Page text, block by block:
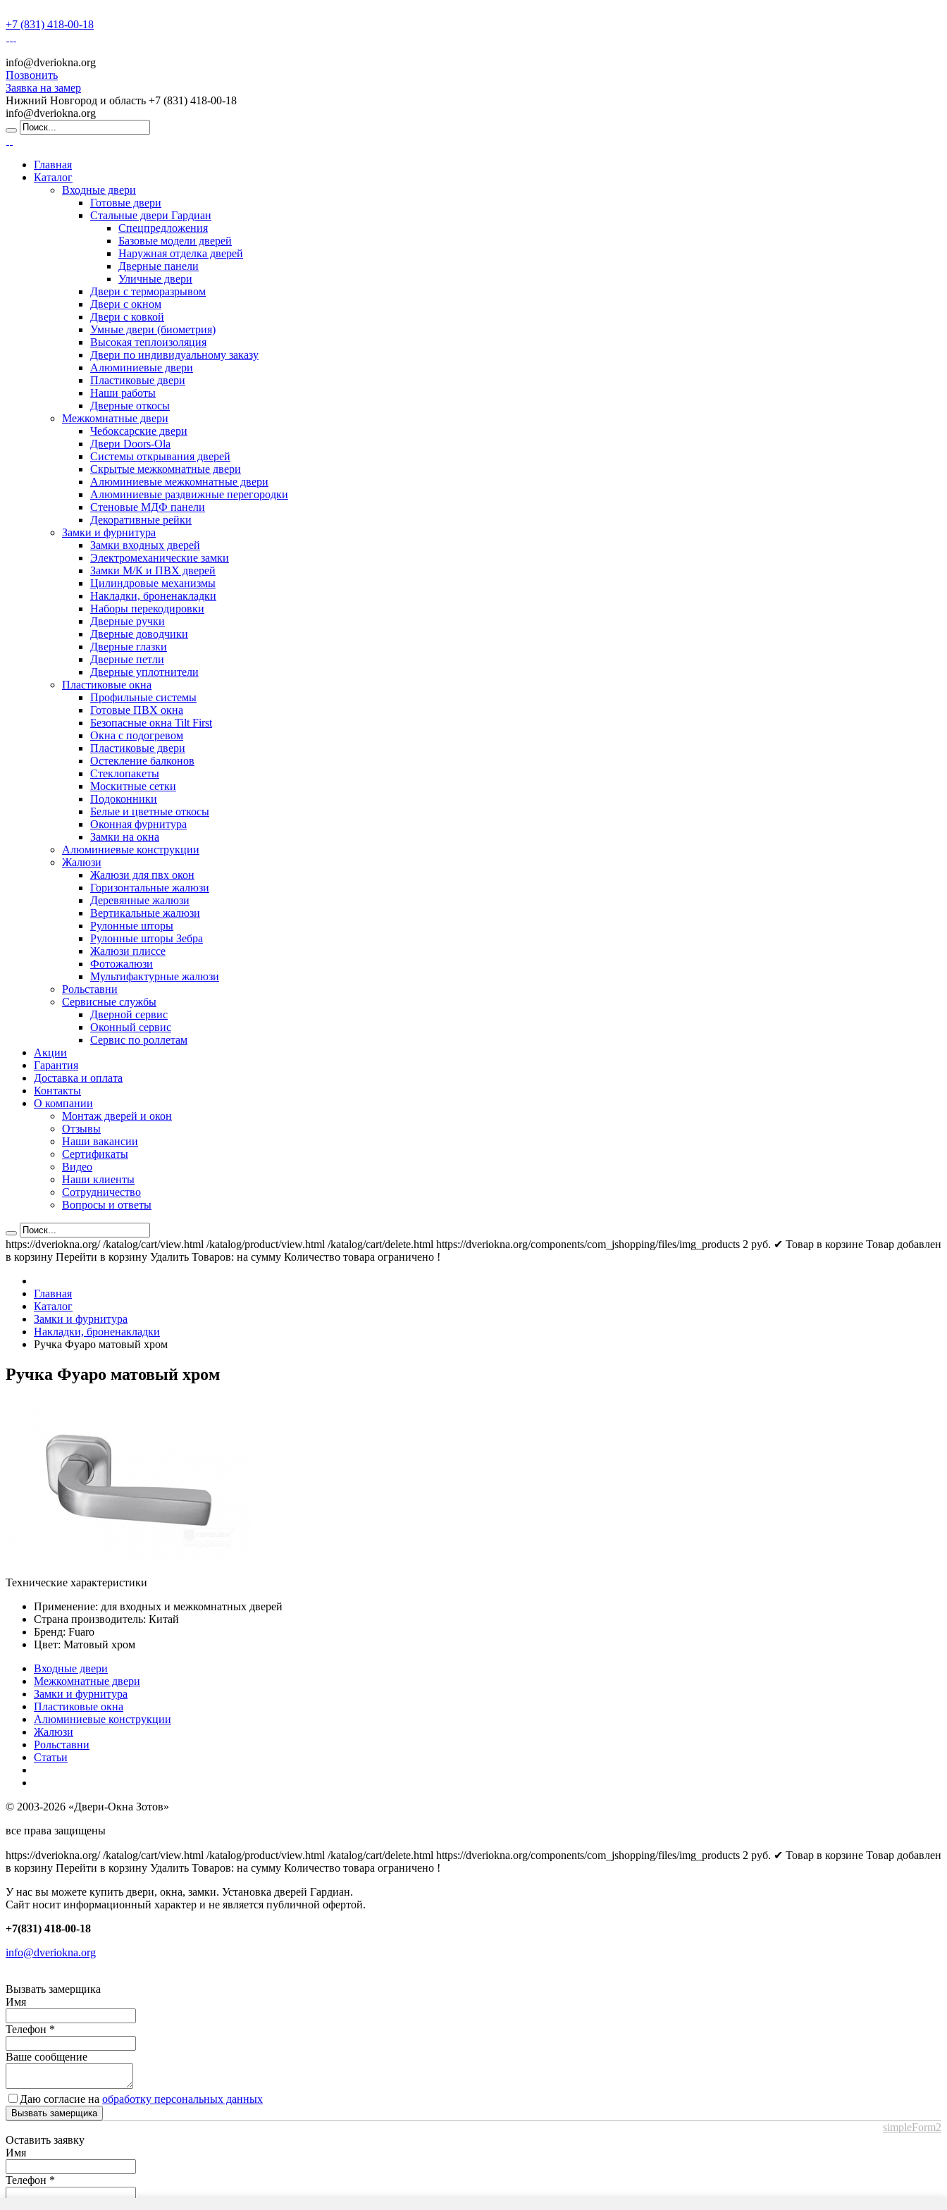
+7 (831) 418-00-18
info@dveriokna.org
Позвонить
Заявка на замер
Нижний Новгород и область +7 (831) 418-00-18
info@dveriokna.org
Главная
Каталог
Входные двери
Готовые двери
Стальные двери Гардиан
Спецпредложения
Базовые модели дверей
Наружная отделка дверей
Дверные панели
Уличные двери
Двери с терморазрывом
Двери с окном
Двери с ковкой
Умные двери (биометрия)
Высокая теплоизоляция
Двери по индивидуальному заказу
Алюминиевые двери
Пластиковые двери
Наши работы
Дверные откосы
Межкомнатные двери
Чебоксарские двери
Двери Doors-Ola
Системы открывания дверей
Скрытые межкомнатные двери
Алюминиевые межкомнатные двери
Алюминиевые раздвижные перегородки
Стеновые МДФ панели
Декоративные рейки
Замки и фурнитура
Замки входных дверей
Электромеханические замки
Замки М/К и ПВХ дверей
Цилиндровые механизмы
Накладки, броненакладки
Наборы перекодировки
Дверные ручки
Дверные доводчики
Дверные глазки
Дверные петли
Дверные уплотнители
Пластиковые окна
Профильные системы
Готовые ПВХ окна
Безопасные окна Tilt First
Окна с подогревом
Пластиковые двери
Остекление балконов
Стеклопакеты
Москитные сетки
Подоконники
Белые и цветные откосы
Оконная фурнитура
Замки на окна
Алюминиевые конструкции
Жалюзи
Жалюзи для пвх окон
Горизонтальные жалюзи
Деревянные жалюзи
Вертикальные жалюзи
Рулонные шторы
Рулонные шторы Зебра
Жалюзи плиссе
Фотожалюзи
Мультифактурные жалюзи
Рольставни
Сервисные службы
Дверной сервис
Оконный сервис
Сервис по роллетам
Акции
Гарантия
Доставка и оплата
Контакты
О компании
Монтаж дверей и окон
Отзывы
Наши вакансии
Сертификаты
Видео
Наши клиенты
Сотрудничество
Вопросы и ответы
https://dveriokna.org/ /katalog/cart/view.html /katalog/product/view.html /katalog/cart/delete.html https://dveriokna.org/components/com_jshopping/files/img_products 2 руб. ✔ Товар в корзине Товар добавлен
в корзину Перейти в корзину Удалить Товаров: на сумму Количество товара ограничено !
Главная
Каталог
Замки и фурнитура
Накладки, броненакладки
Ручка Фуаро матовый хром
Ручка Фуаро матовый хром
Технические характеристики
Применение: для входных и межкомнатных дверей
Страна производитель: Китай
Бренд: Fuaro
Цвет: Матовый хром
Входные двери
Межкомнатные двери
Замки и фурнитура
Пластиковые окна
Алюминиевые конструкции
Жалюзи
Рольставни
Статьи
© 2003-2026 «Двери-Окна Зотов»
все права защищены
https://dveriokna.org/ /katalog/cart/view.html /katalog/product/view.html /katalog/cart/delete.html https://dveriokna.org/components/com_jshopping/files/img_products 2 руб. ✔ Товар в корзине Товар добавлен
в корзину Перейти в корзину Удалить Товаров: на сумму Количество товара ограничено !
У нас вы можете купить двери, окна, замки. Установка дверей Гардиан.
Сайт носит информационный характер и не является публичной офертой.
+7(831) 418-00-18
info@dveriokna.org
Вызвать замерщика
Имя
Телефон *
Ваше сообщение
Даю согласие на обработку персональных данных
Вызвать замерщика
simpleForm2
Оставить заявку
Имя
Телефон *